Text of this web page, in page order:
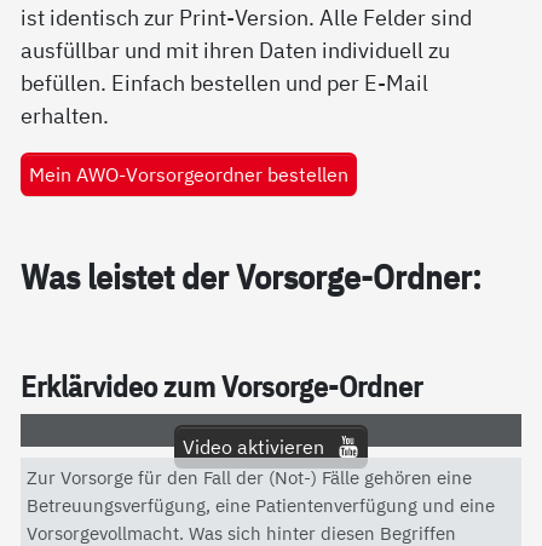
ist identisch zur Print-Version. Alle Felder sind
ausfüllbar und mit ihren Daten individuell zu
befüllen. Einfach bestellen und per E-Mail
erhalten.
Mein AWO-Vorsorgeordner bestellen
Was leis­tet der Vor­sor­ge-Ord­ner:
Er­klär­vi­deo zum Vor­sor­ge-Ord­ner
Video aktivieren
Mit dem Aktivieren des Videos akzeptieren Sie die
Datenschutzerklärung von YouTube.
Zur Vorsorge für den Fall der (Not-) Fälle gehören eine
Betreuungsverfügung, eine Patientenverfügung und eine
Vorsorgevollmacht. Was sich hinter diesen Begriffen